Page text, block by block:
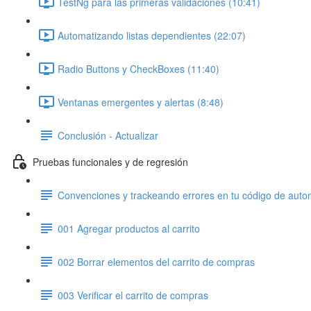
Automatizando listas dependientes (22:07)
Radio Buttons y CheckBoxes (11:40)
Ventanas emergentes y alertas (8:48)
Conclusión - Actualizar
Pruebas funcionales y de regresión
Convenciones y trackeando errores en tu código de
001 Agregar productos al carrito
002 Borrar elementos del carrito de compras
003 Verificar el carrito de compras